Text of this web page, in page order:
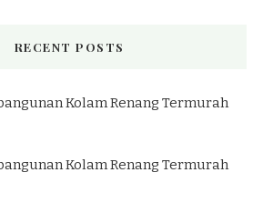
RECENT POSTS
Kolam Renang Termurah
Kolam Renang Termurah